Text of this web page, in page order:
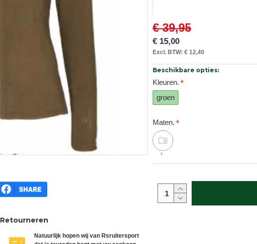
Retourneren
Natuurlijk hopen wij van Rsruitersport
€ 15,00
€ 39,95
Excl. BTW: € 12,40
Beschikbare opties:
Kleuren.
groen
Maten.
L